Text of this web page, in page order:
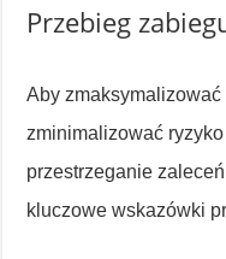
Przebieg
Aby
zminimalizować
przestrzeganie
kluczowe wskazówki